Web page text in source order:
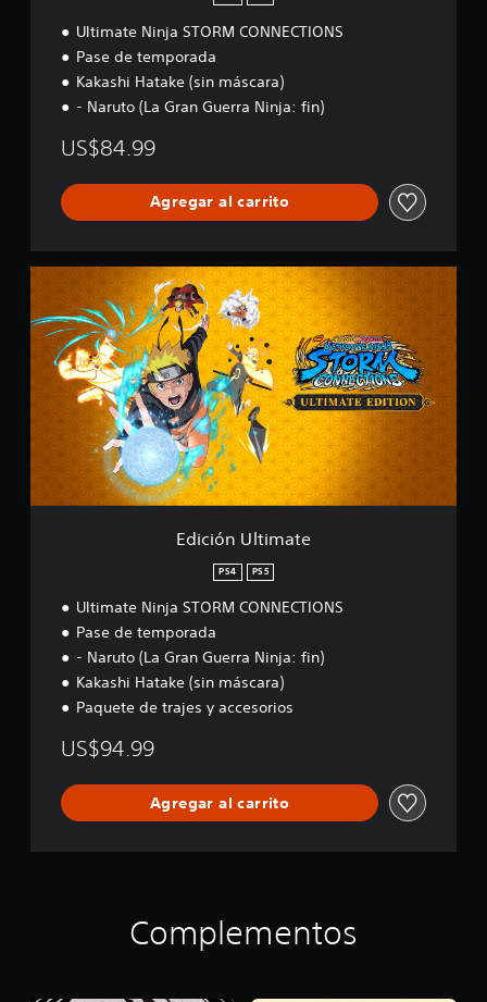
Ultimate Ninja STORM CONNECTIONS
Pase de temporada
Kakashi Hatake (sin máscara)
- Naruto (La Gran Guerra Ninja: fin)
US$84.99
Agregar al carrito
a
Edición Ultimate
PS4 PS5
Ultimate Ninja STORM CONNECTIONS
Pase de temporada
- Naruto (La Gran Guerra Ninja: fin)
Kakashi Hatake (sin máscara)
Paquete de trajes y accesorios
US$94.99
Agregar al carrito
Complementos